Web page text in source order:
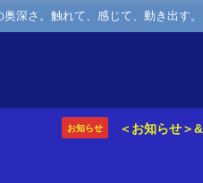
深さ。触れて、感じて、動き出す。
お知らせ ＜お知らせ＞